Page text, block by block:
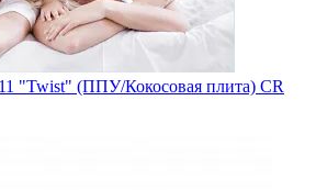
"Twist" (ППУ/Кокосовая плита) CR